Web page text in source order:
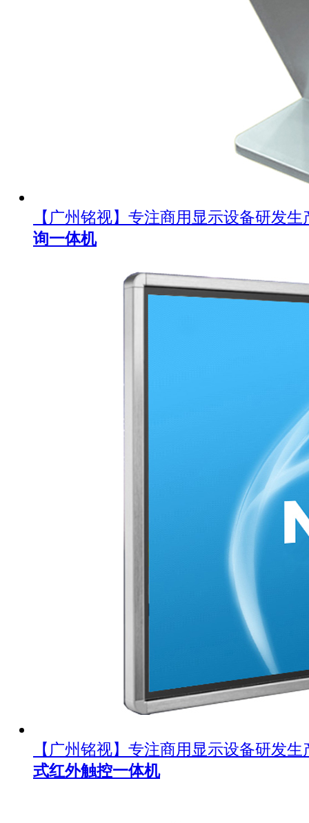
【广州铭视】专注商用显示设备研发
询一体机
【广州铭视】专注商用显示设备研发
式红外触控一体机